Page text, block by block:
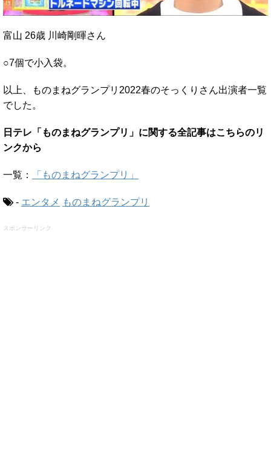
富山 26歳 川崎剛暉さん
○7個で小入袋。
以上、ものまねグランプリ2022春のそっくりさん出演者一覧
でした。
日テレ「ものまねグランプリ」に関する全記事はこちらのリ
ンクから
一覧： 「ものまねグランプリ」
- エンタメ ものまねグランプリ
スポンサーリンク